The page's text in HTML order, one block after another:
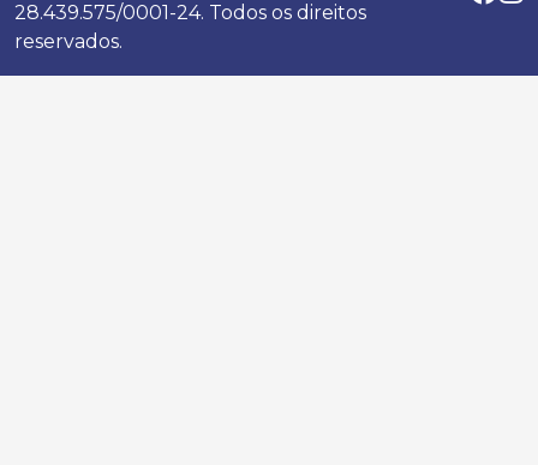
28.439.575/0001-24. Todos os direitos
reservados.